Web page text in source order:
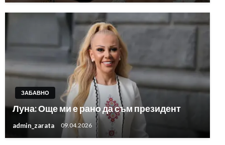
ЗАБАВНО
Луна: Още ми е рано да съм президент
admin_zarata 09.04.2026